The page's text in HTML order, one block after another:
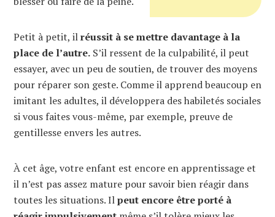
Petit à petit, ilréussit à se mettre davantage à la
place de l’autre. S’il ressent de la culpabilité, il peut
essayer, avec un peu de soutien, de trouver des moyens
pour réparer son geste. Comme il apprend beaucoup en
imitant les adultes, il développera des habiletés sociales
si vous faites vous-même, par exemple, preuve de
gentillesse envers les autres.
À cet âge, votre enfant est encore en apprentissage et
il n’est pas assez mature pour savoir bien réagir dans
toutes les situations. Ilpeut encore être porté à